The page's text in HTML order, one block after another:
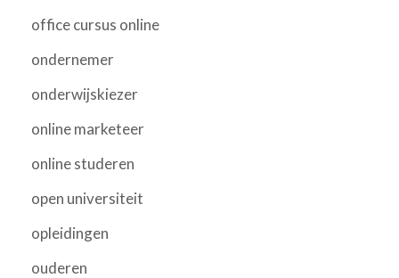
office cursus online
ondernemer
onderwijskiezer
online marketeer
online studeren
open universiteit
opleidingen
ouderen